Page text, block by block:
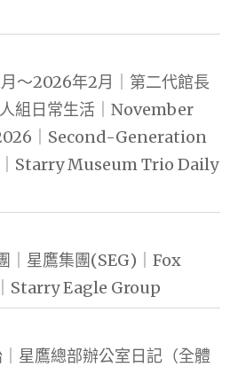
～2026年2月｜第二代館長
組日常生活｜November
｜Second-Generation
Starry Museum Trio Daily
｜星鷹集團(SEG)｜Fox
Starry Eagle Group
星鷹總部辦公室日記（全體